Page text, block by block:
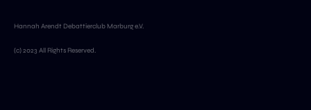
Hannah Arendt Debattierclub Marburg e.V.
(c) 2023 All Rights Reserved.